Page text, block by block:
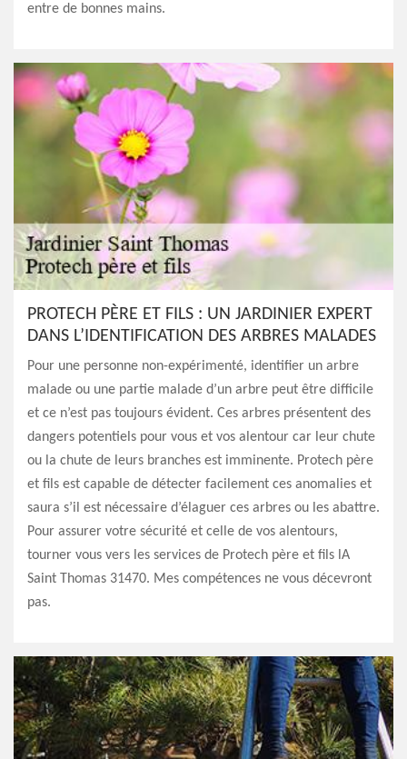
entre de bonnes mains.
PROTECH PÈRE ET FILS : UN JARDINIER EXPERT
DANS L’IDENTIFICATION DES ARBRES MALADES
Pour une personne non-expérimenté, identifier un arbre
malade ou une partie malade d’un arbre peut être difficile
et ce n’est pas toujours évident. Ces arbres présentent des
dangers potentiels pour vous et vos alentour car leur chute
ou la chute de leurs branches est imminente. Protech père
et fils est capable de détecter facilement ces anomalies et
saura s’il est nécessaire d’élaguer ces arbres ou les abattre.
Pour assurer votre sécurité et celle de vos alentours,
tourner vous vers les services de Protech père et fils lA
Saint Thomas 31470. Mes compétences ne vous décevront
pas.